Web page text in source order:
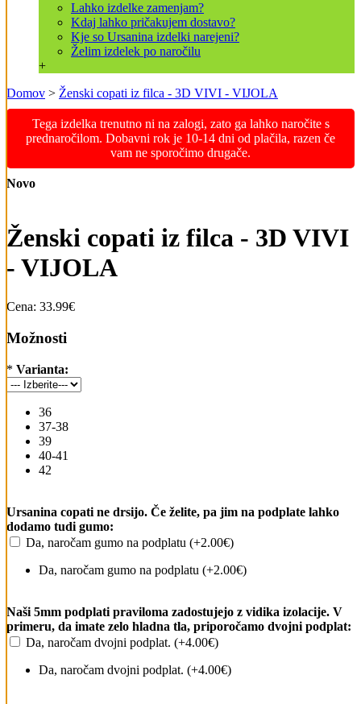
Lahko izdelke zamenjam?
Kdaj lahko pričakujem dostavo?
Kje so Ursanina izdelki narejeni?
Želim izdelek po naročilu
+
Domov > Ženski copati iz filca - 3D VIVI - VIJOLA
Tega izdelka trenutno ni na zalogi, zato ga lahko naročite s
prednaročilom. Dobavni rok je 10-14 dni od plačila, razen če
vam ne sporočimo drugače.
Novo
Ženski copati iz filca - 3D VIVI
- VIJOLA
Cena: 33.99€
Možnosti
* Varianta:
36
37-38
39
40-41
42
Ursanina copati ne drsijo. Če želite, pa jim na podplate lahko
dodamo tudi gumo:
Da, naročam gumo na podplatu (+2.00€)
Da, naročam gumo na podplatu (+2.00€)
Naši 5mm podplati praviloma zadostujejo z vidika izolacije. V
primeru, da imate zelo hladna tla, priporočamo dvojni podplat:
Da, naročam dvojni podplat. (+4.00€)
Da, naročam dvojni podplat. (+4.00€)